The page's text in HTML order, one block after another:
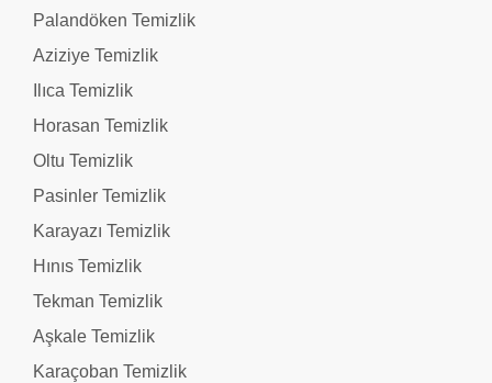
Palandöken Temizlik
Aziziye Temizlik
Ilıca Temizlik
Horasan Temizlik
Oltu Temizlik
Pasinler Temizlik
Karayazı Temizlik
Hınıs Temizlik
Tekman Temizlik
Aşkale Temizlik
Karaçoban Temizlik